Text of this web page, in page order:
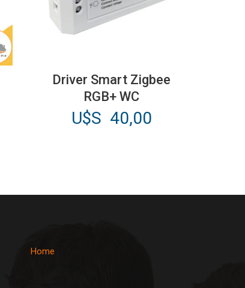
Driver Smart Zigbee
RGB+ WC
U$S 40,00
Home